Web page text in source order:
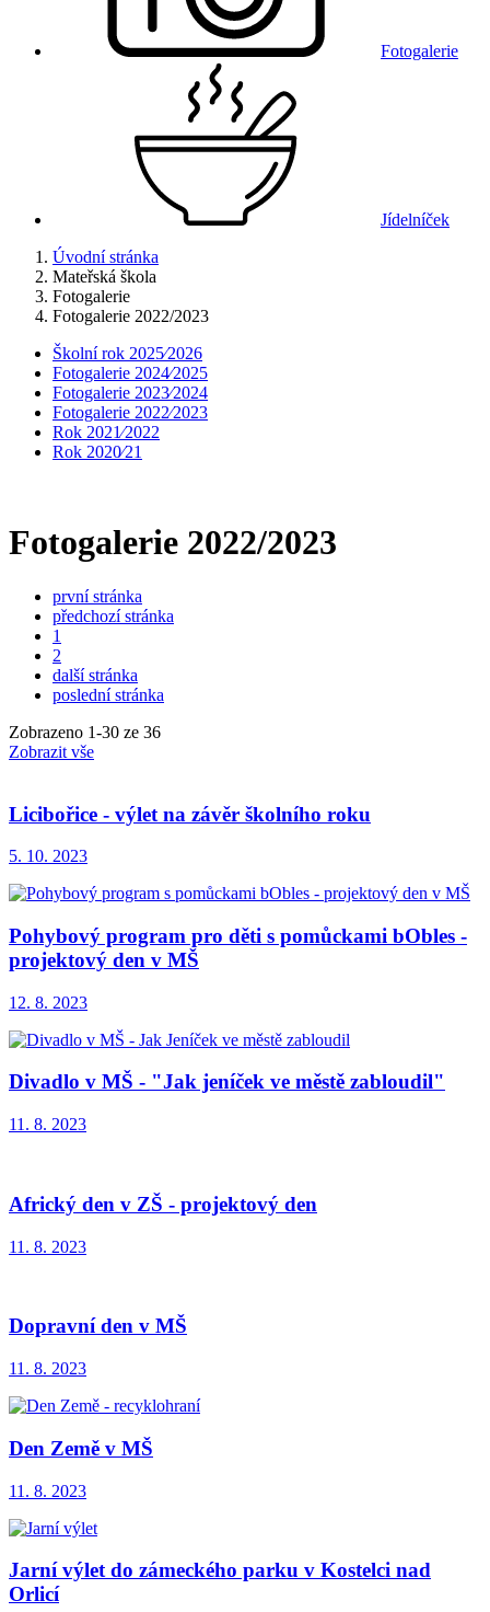
Fotogalerie
Jídelníček
Úvodní stránka
Mateřská škola
Fotogalerie
Fotogalerie 2022/2023
Školní rok 2025⁄2026
Fotogalerie 2024⁄2025
Fotogalerie 2023⁄2024
Fotogalerie 2022⁄2023
Rok 2021⁄2022
Rok 2020⁄21
Fotogalerie 2022/2023
první stránka
předchozí stránka
1
2
další stránka
poslední stránka
Zobrazeno 1-30 ze 36
Zobrazit vše
Licibořice - výlet na závěr školního roku
5. 10. 2023
Pohybový program pro děti s pomůckami bObles -
projektový den v MŠ
12. 8. 2023
Divadlo v MŠ - "Jak jeníček ve městě zabloudil"
11. 8. 2023
Africký den v ZŠ - projektový den
11. 8. 2023
Dopravní den v MŠ
11. 8. 2023
Den Země v MŠ
11. 8. 2023
Jarní výlet do zámeckého parku v Kostelci nad
Orlicí